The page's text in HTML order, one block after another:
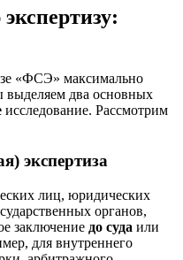
«ФСЭ» максимально
выделяем два основных
исследование. Рассмотрим
экспертиза
лиц, юридических
органов,
заключение до суда или
для внутреннего